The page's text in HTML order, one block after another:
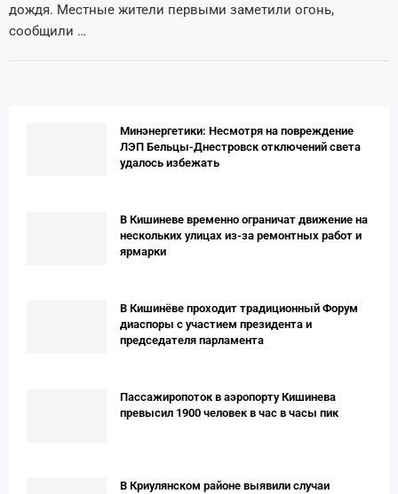
дождя. Местные жители первыми заметили огонь,
сообщили …
Минэнергетики: Несмотря на повреждение
ЛЭП Бельцы-Днестровск отключений света
удалось избежать
В Кишиневе временно ограничат движение на
нескольких улицах из-за ремонтных работ и
ярмарки
В Кишинёве проходит традиционный Форум
диаспоры с участием президента и
председателя парламента
Пассажиропоток в аэропорту Кишинева
превысил 1900 человек в час в часы пик
В Криулянском районе выявили случаи